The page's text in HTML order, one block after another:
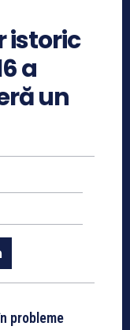
istoric
a
un
probleme